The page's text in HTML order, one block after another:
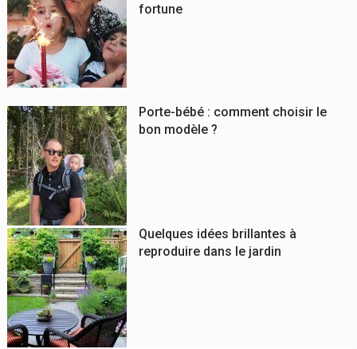
fortune
Porte-bébé : comment choisir le
bon modèle ?
Quelques idées brillantes à
reproduire dans le jardin